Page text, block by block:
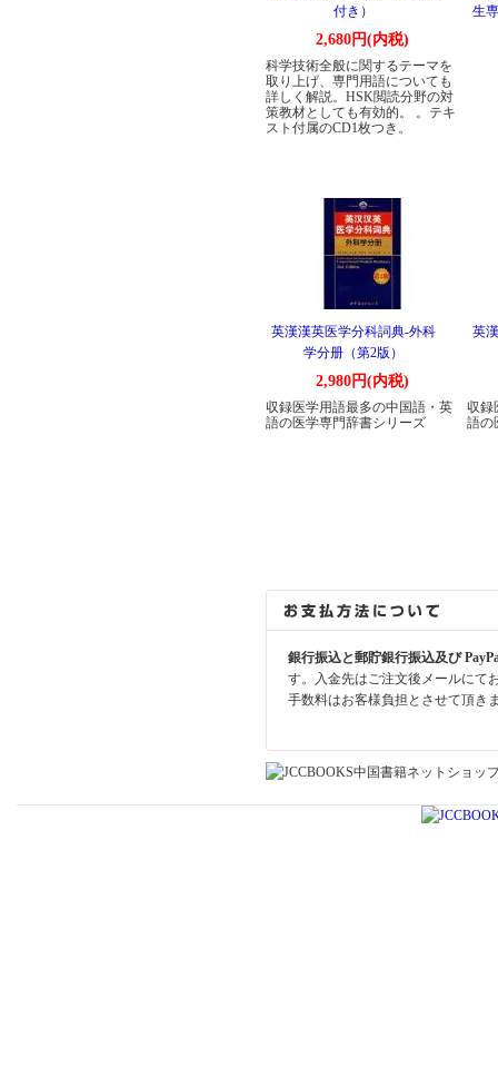
付き）
2,680円(内税)
科学技術全般に関するテーマを
取り上げ、専門用語についても
詳しく解説。HSK閲読分野の対
策教材としても有効的。 。テキ
スト付属のCD1枚つき。
生
英漢漢英医学分科詞典-外科
学分册（第2版）
2,980円(内税)
収録医学用語最多の中国語・英
語の医学専門辞書シリーズ
英
収録
語の
銀行振込と郵貯銀行振込及び
す。入金先はご注文後メールにて
手数料はお客様負担とさせて頂き